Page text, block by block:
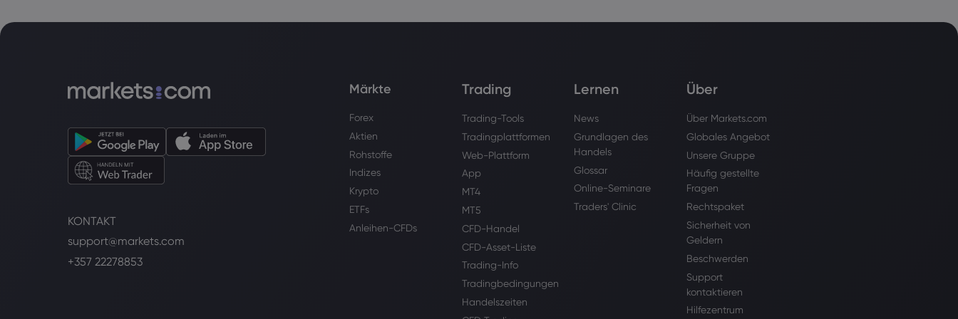
KONTAKT
support@markets.com
+357 22278853
Märkte
Forex
Aktien
Rohstoffe
Indizes
Krypto
ETFs
Anleihen-CFDs
Trading
Trading-Tools
Tradingplattformen
Web-Plattform
App
MT4
MT5
CFD-Handel
CFD-Asset-Liste
Trading-Info
Tradingbedingungen
Handelszeiten
Lernen
News
Grundlagen des
Handels
Glossar
Online-Seminare
Traders' Clinic
Über
Über Markets.com
Globales Angebot
Unsere Gruppe
Häufig gestellte
Fragen
Rechtspaket
Sicherheit von
Geldern
Beschwerden
Support
kontaktieren
Hilfezentrum